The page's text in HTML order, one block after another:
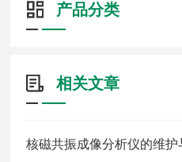
产品分类
相关文章
核磁共振成像分析仪的维护